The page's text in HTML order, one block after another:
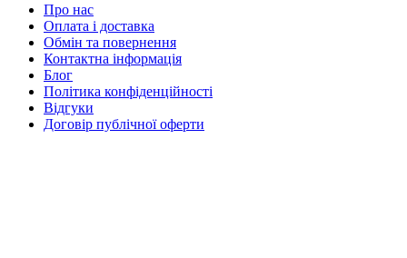
Про нас
Оплата і доставка
Обмін та повернення
Контактна інформація
Блог
Політика конфіденційності
Відгуки
Договір публічної оферти